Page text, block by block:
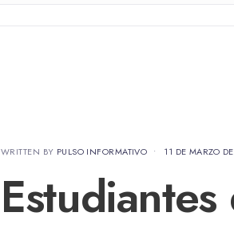
WRITTEN BY PULSO INFORMATIVO • 11 DE MARZO